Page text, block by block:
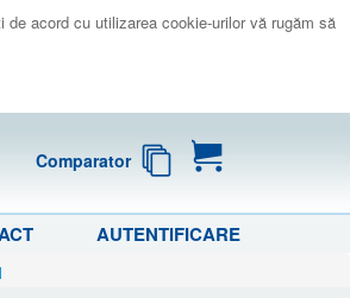
acord cu utilizarea cookie-urilor vă rugăm să
Comparator
AUTENTIFICARE